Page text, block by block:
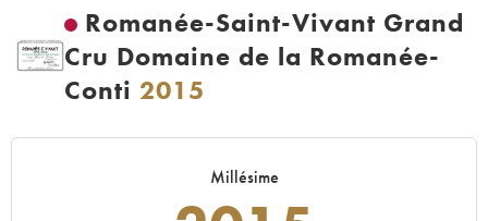
Romanée-Saint-Vivant Grand
Cru Domaine de la Romanée-
Conti 2015
Millésime